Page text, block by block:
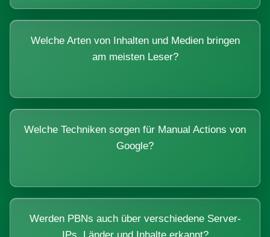
Welche Arten von Inhalten und Medien bringen
am meisten Leser?
Welche Techniken sorgen für Manual Actions von
Google?
Werden PBNs auch über verschiedene Server-